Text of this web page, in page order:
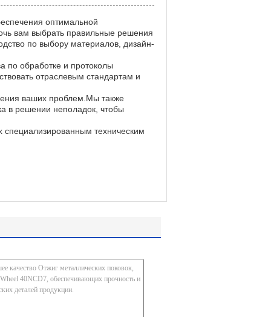
оптимальной
вам выбрать правильные решения
по выбору материалов, дизайн-
по обработке и протоколы
отраслевым стандартам и
ваших проблем.Мы также
в решении неполадок, чтобы
техническим